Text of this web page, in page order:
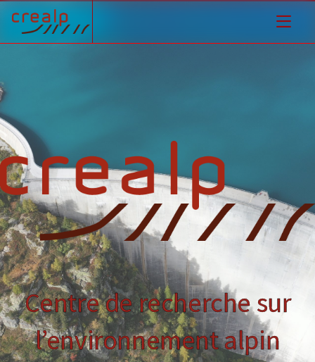
Centre de recherche sur
l’environnement alpin